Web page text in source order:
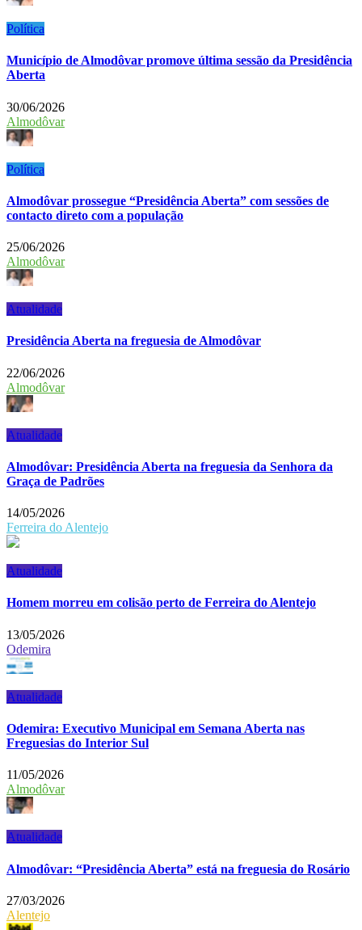
Política
Município de Almodôvar promove última sessão da Presidência
Aberta
30/06/2026
Almodôvar
Política
Almodôvar prossegue “Presidência Aberta” com sessões de
contacto direto com a população
25/06/2026
Almodôvar
Atualidade
Presidência Aberta na freguesia de Almodôvar
22/06/2026
Almodôvar
Atualidade
Almodôvar: Presidência Aberta na freguesia da Senhora da
Graça de Padrões
14/05/2026
Ferreira do Alentejo
Atualidade
Homem morreu em colisão perto de Ferreira do Alentejo
13/05/2026
Odemira
Atualidade
Odemira: Executivo Municipal em Semana Aberta nas
Freguesias do Interior Sul
11/05/2026
Almodôvar
Atualidade
Almodôvar: “Presidência Aberta” está na freguesia do Rosário
27/03/2026
Alentejo